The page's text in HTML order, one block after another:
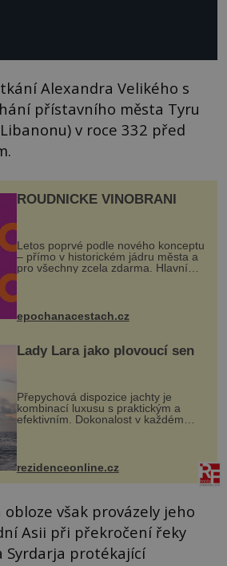
Alexandra Velikého s
přístavního města Tyru
v roce 332 před
ROUDNICKÉ VINOBRANÍ
Letos poprvé podle nového konceptu
– přímo v historickém jádru města a
pro všechny zcela zdarma. Hlavní
program se odehraje na Karlově a
mohou těšit na víno, burčák, pes...
epochanacestach.cz
Lady Lara jako plovoucí sen
Přepychová dispozice jachty je
kombinací luxusu s praktickým a
efektivním. Dokonalost v každém
detailu představuje značka Fendi
Casa, kterou byly vybaveny její
paluby. Monacký přístav nabízí
každoročn...
rezidenceonline.cz
obloze však provázely jeho
Asii při překročení řeky
Syrdarja protékající